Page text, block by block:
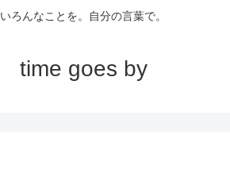
いろんなことを。自分の言葉で。
time goes by